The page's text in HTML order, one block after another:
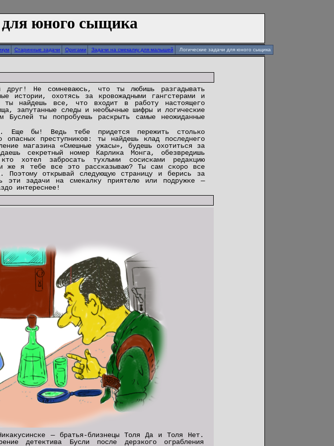
для юного сыщика
Старинные задачи Оригами Задачи на смекалку для малышей Логические задачи для юного сыщика
друг! Не сомневаюсь, что ты любишь разгадывать
истории, охотясь за кровожадными гангстерами и
ты найдешь все, что входит в работу настоящего
запутанные следы и необычные шифры и логические
Буслей ты попробуешь раскрыть самые неожиданные
бы! Ведь тебе придется пережить столько
опасных преступников: ты найдешь клад последнего
магазина «Смешные ужасы», будешь охотиться за
секретный номер Карлика Монга, обезвредишь
хотел забросать тухлыми сосисками редакцию
я тебе все это рассказываю? Ты сам скоро все
открывай следующую страницу и берись за
эти задачи на смекалку приятелю или подружке —
интереснее!
— братья-близнецы Толя Да и Толя Нет.
детектива Бусли после дерзкого ограбления